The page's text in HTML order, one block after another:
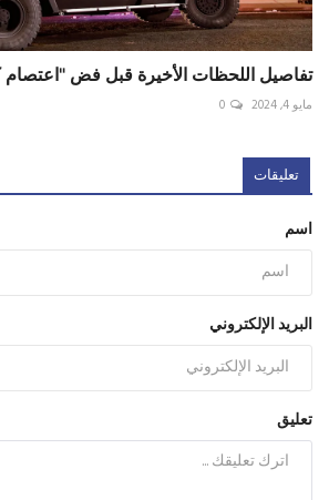
تفاصيل اللحظات الأخيرة قبل فض "اعتصام
مايو 4, 2024 0
تعليقات
اسم
البريد الإلكتروني
تعليق